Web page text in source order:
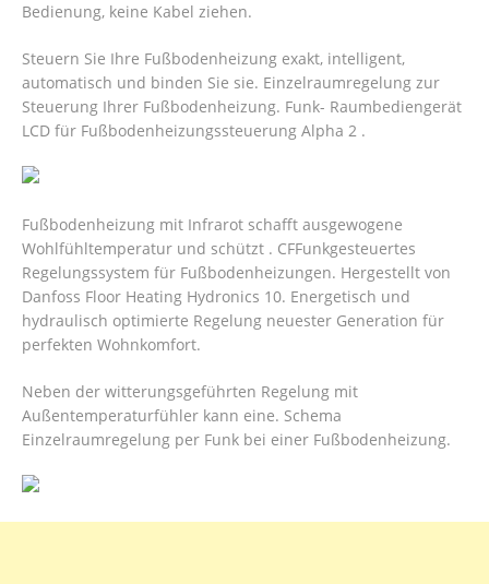
Bedienung, keine Kabel ziehen.
Steuern Sie Ihre Fußbodenheizung exakt, intelligent,
automatisch und binden Sie sie. Einzelraumregelung zur
Steuerung Ihrer Fußbodenheizung. Funk- Raumbediengerät
LCD für Fußbodenheizungssteuerung Alpha 2 .
Fußbodenheizung mit Infrarot schafft ausgewogene
Wohlfühltemperatur und schützt . CFFunkgesteuertes
Regelungssystem für Fußbodenheizungen. Hergestellt von
Danfoss Floor Heating Hydronics 10. Energetisch und
hydraulisch optimierte Regelung neuester Generation für
perfekten Wohnkomfort.
Neben der witterungsgeführten Regelung mit
Außentemperaturfühler kann eine. Schema
Einzelraumregelung per Funk bei einer Fußbodenheizung.